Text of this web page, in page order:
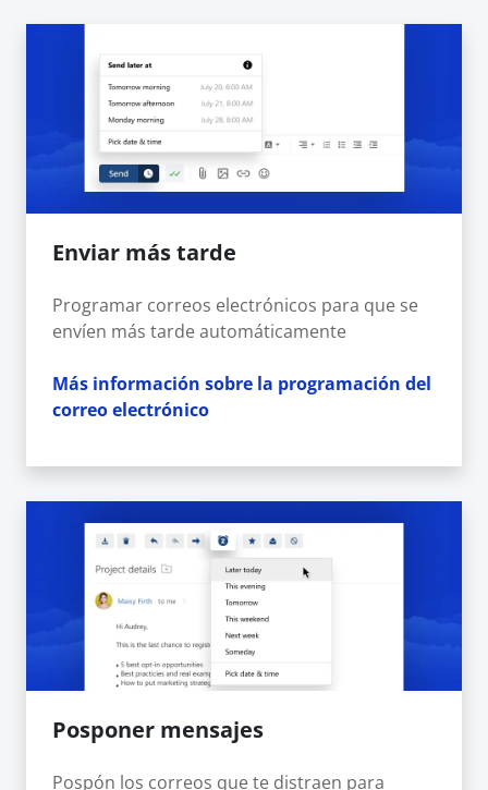
Enviar más tarde
Programar correos electrónicos para que se
envíen más tarde automáticamente
Más información sobre la programación del
correo electrónico
Posponer mensajes
Pospón los correos que te distraen para